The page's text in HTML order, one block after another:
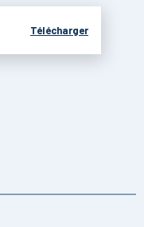
Télécharger